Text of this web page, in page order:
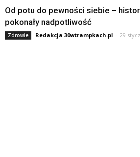
Od potu do pewności siebie –
pokonały nadpotliwość
Zdrowie Redakcja 30wtrampkach.pl - 29